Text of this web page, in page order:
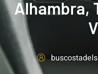
Alhambra,